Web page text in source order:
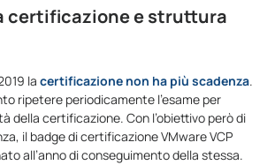
certificazione e struttura
la certificazione non ha più scadenza.
ripetere periodicamente l’esame per
della certificazione. Con l’obiettivo però di
il badge di certificazione VMware VCP
all’anno di conseguimento della stessa.